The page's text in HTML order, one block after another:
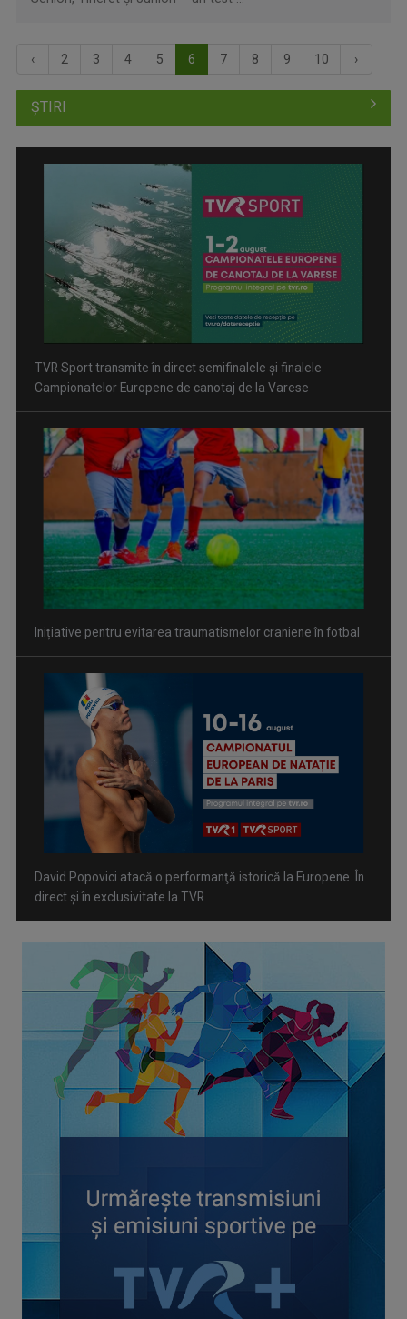
‹ 2 3 4 5 6 7 8 9 10 ›
ȘTIRI
TVR Sport transmite în direct semifinalele și finalele
Campionatelor Europene de canotaj de la Varese
Inițiative pentru evitarea traumatismelor craniene în fotbal
David Popovici atacă o performanţă istorică la Europene. În
direct şi în exclusivitate la TVR
Spectacol total la TVR: David Popovici și tricolorii luptă